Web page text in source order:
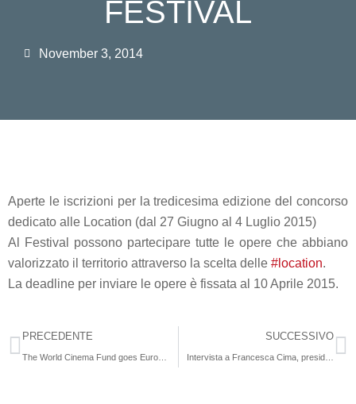
FESTIVAL
November 3, 2014
Aperte le iscrizioni per la tredicesima edizione del concorso
dedicato alle Location (dal 27 Giugno al 4 Luglio 2015)
Al Festival possono partecipare tutte le opere che abbiano
valorizzato il territorio attraverso la scelta delle #location.
La deadline per inviare le opere è fissata al 10 Aprile 2015.
PRECEDENTE SUCCESSIVO